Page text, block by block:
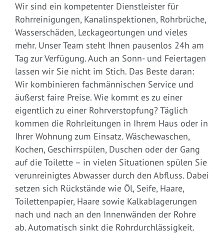
Wir sind ein kompetenter Dienstleister für
Rohrreinigungen, Kanalinspektionen, Rohrbrüche,
Wasserschäden, Leckageortungen und vieles
mehr. Unser Team steht Ihnen pausenlos 24h am
Tag zur Verfügung. Auch an Sonn- und Feiertagen
lassen wir Sie nicht im Stich. Das Beste daran:
Wir kombinieren fachmännischen Service und
äußerst faire Preise. Wie kommt es zu einer
eigentlich zu einer Rohrverstopfung? Täglich
kommen die Rohrleitungen in Ihrem Haus oder in
Ihrer Wohnung zum Einsatz. Wäschewaschen,
Kochen, Geschirrspülen, Duschen oder der Gang
auf die Toilette – in vielen Situationen spülen Sie
verunreinigtes Abwasser durch den Abfluss. Dabei
setzen sich Rückstände wie Öl, Seife, Haare,
Toilettenpapier, Haare sowie Kalkablagerungen
nach und nach an den Innenwänden der Rohre
ab. Automatisch sinkt die Rohrdurchlässigkeit.